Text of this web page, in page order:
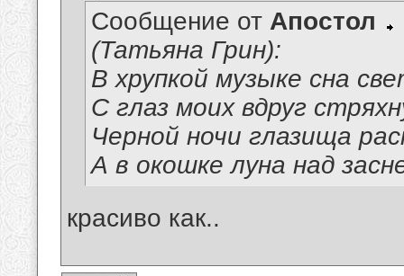
Сообщение от Апостол
(Татьяна Грин):
В хрупкой музыке сна
С глаз моих вдруг
Черной ночи глазища
А в окошке луна над
красиво как..